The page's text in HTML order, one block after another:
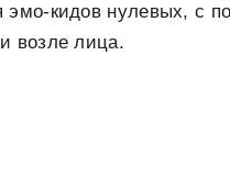
эмо-кидов нулевых, с
возле лица.